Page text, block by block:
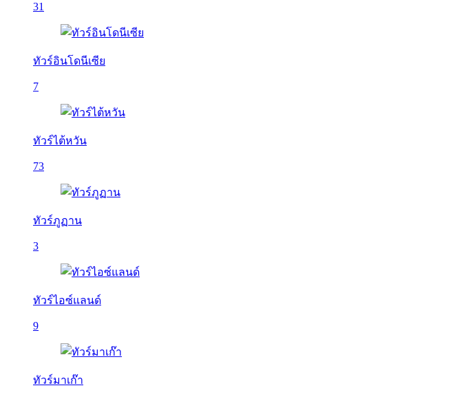
31
ทัวร์อินโดนีเซีย
7
ทัวร์ไต้หวัน
73
ทัวร์ภูฏาน
3
ทัวร์ไอซ์แลนด์
9
ทัวร์มาเก๊า